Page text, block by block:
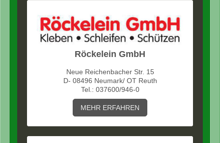
Röckelein GmbH
Neue Reichenbacher Str. 15
D- 08496 Neumark/ OT Reuth
Tel.: 037600/946-0
MEHR ERFAHREN